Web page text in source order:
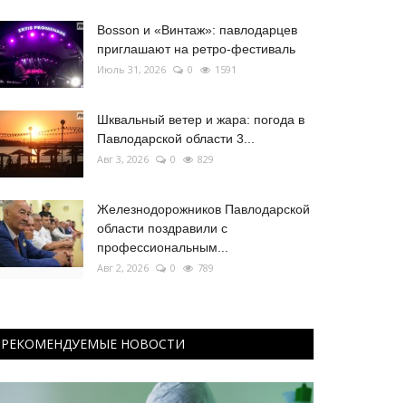
Bosson и «Винтаж»: павлодарцев
приглашают на ретро-фестиваль
Июль 31, 2026 0 1591
Шквальный ветер и жара: погода в
Павлодарской области 3...
Авг 3, 2026 0 829
Железнодорожников Павлодарской
области поздравили с
профессиональным...
Авг 2, 2026 0 789
РЕКОМЕНДУЕМЫЕ НОВОСТИ